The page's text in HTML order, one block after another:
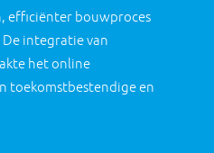
efficiënter bouwproces
integratie van
het online
toekomstbestendige en